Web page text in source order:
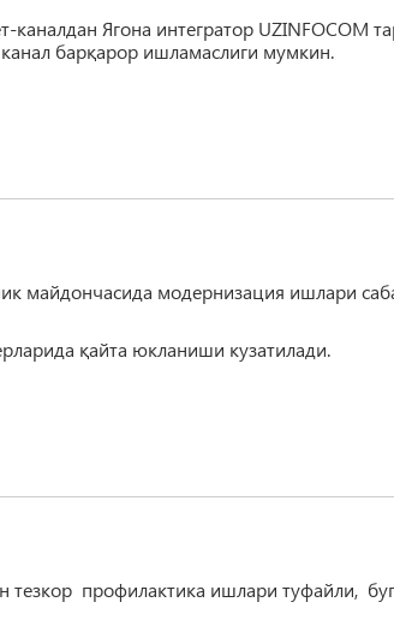
Ягона интегратор UZINFOCOM
барқарор ишламаслиги мумкин.
майдончасида модернизация ишлари
қайта юкланиши кузатилади.
тезкор профилактика ишлари туфайли,